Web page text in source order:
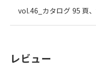
vol.46_カタログ 95 頁
レビュー